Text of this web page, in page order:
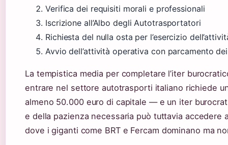
Verifica dei requisiti morali e professionali
Iscrizione all’Albo degli Autotrasportatori
Richiesta del nulla osta per l’esercizio
Avvio dell’attività operativa con parcamento
La tempistica media per completare l’iter
entrare nel settore autotrasporti italiano richiede
almeno 50.000 euro di capitale — e un iter
e della pazienza necessaria può tuttavia accedere
dove i giganti come BRT e Fercam dominano ma